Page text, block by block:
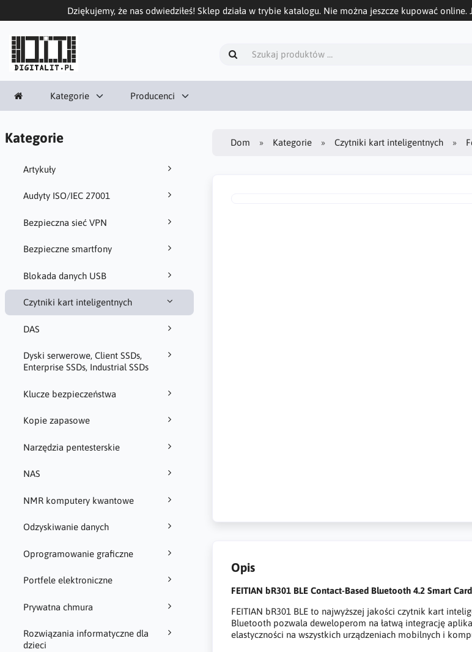
Dziękujemy, że nas odwiedziłeś! Sklep działa w trybie katalogu. Nie można jeszcze kupować
Kategorie Producenci
Kategorie
Artykuły
Audyty ISO/IEC 27001
Bezpieczna sieć VPN
Bezpieczne smartfony
Blokada danych USB
Czytniki kart inteligentnych
DAS
Dyski serwerowe, Client SSDs,
Enterprise SSDs, Industrial SSDs
Klucze bezpieczeństwa
Kopie zapasowe
Narzędzia pentesterskie
NAS
NMR komputery kwantowe
Odzyskiwanie danych
Oprogramowanie graficzne
Portfele elektroniczne
Prywatna chmura
Rozwiązania informatyczne dla
dzieci
Dom Kategorie Czytniki kart inteligentnych
Opis
FEITIAN bR301 BLE Contact-Based Bluetooth 4.2 Smart
FEITIAN bR301 BLE to najwyższej jakości czytnik kart
Bluetooth pozwala deweloperom na łatwą integrację
elastyczności na wszystkich urządzeniach mobilnych i